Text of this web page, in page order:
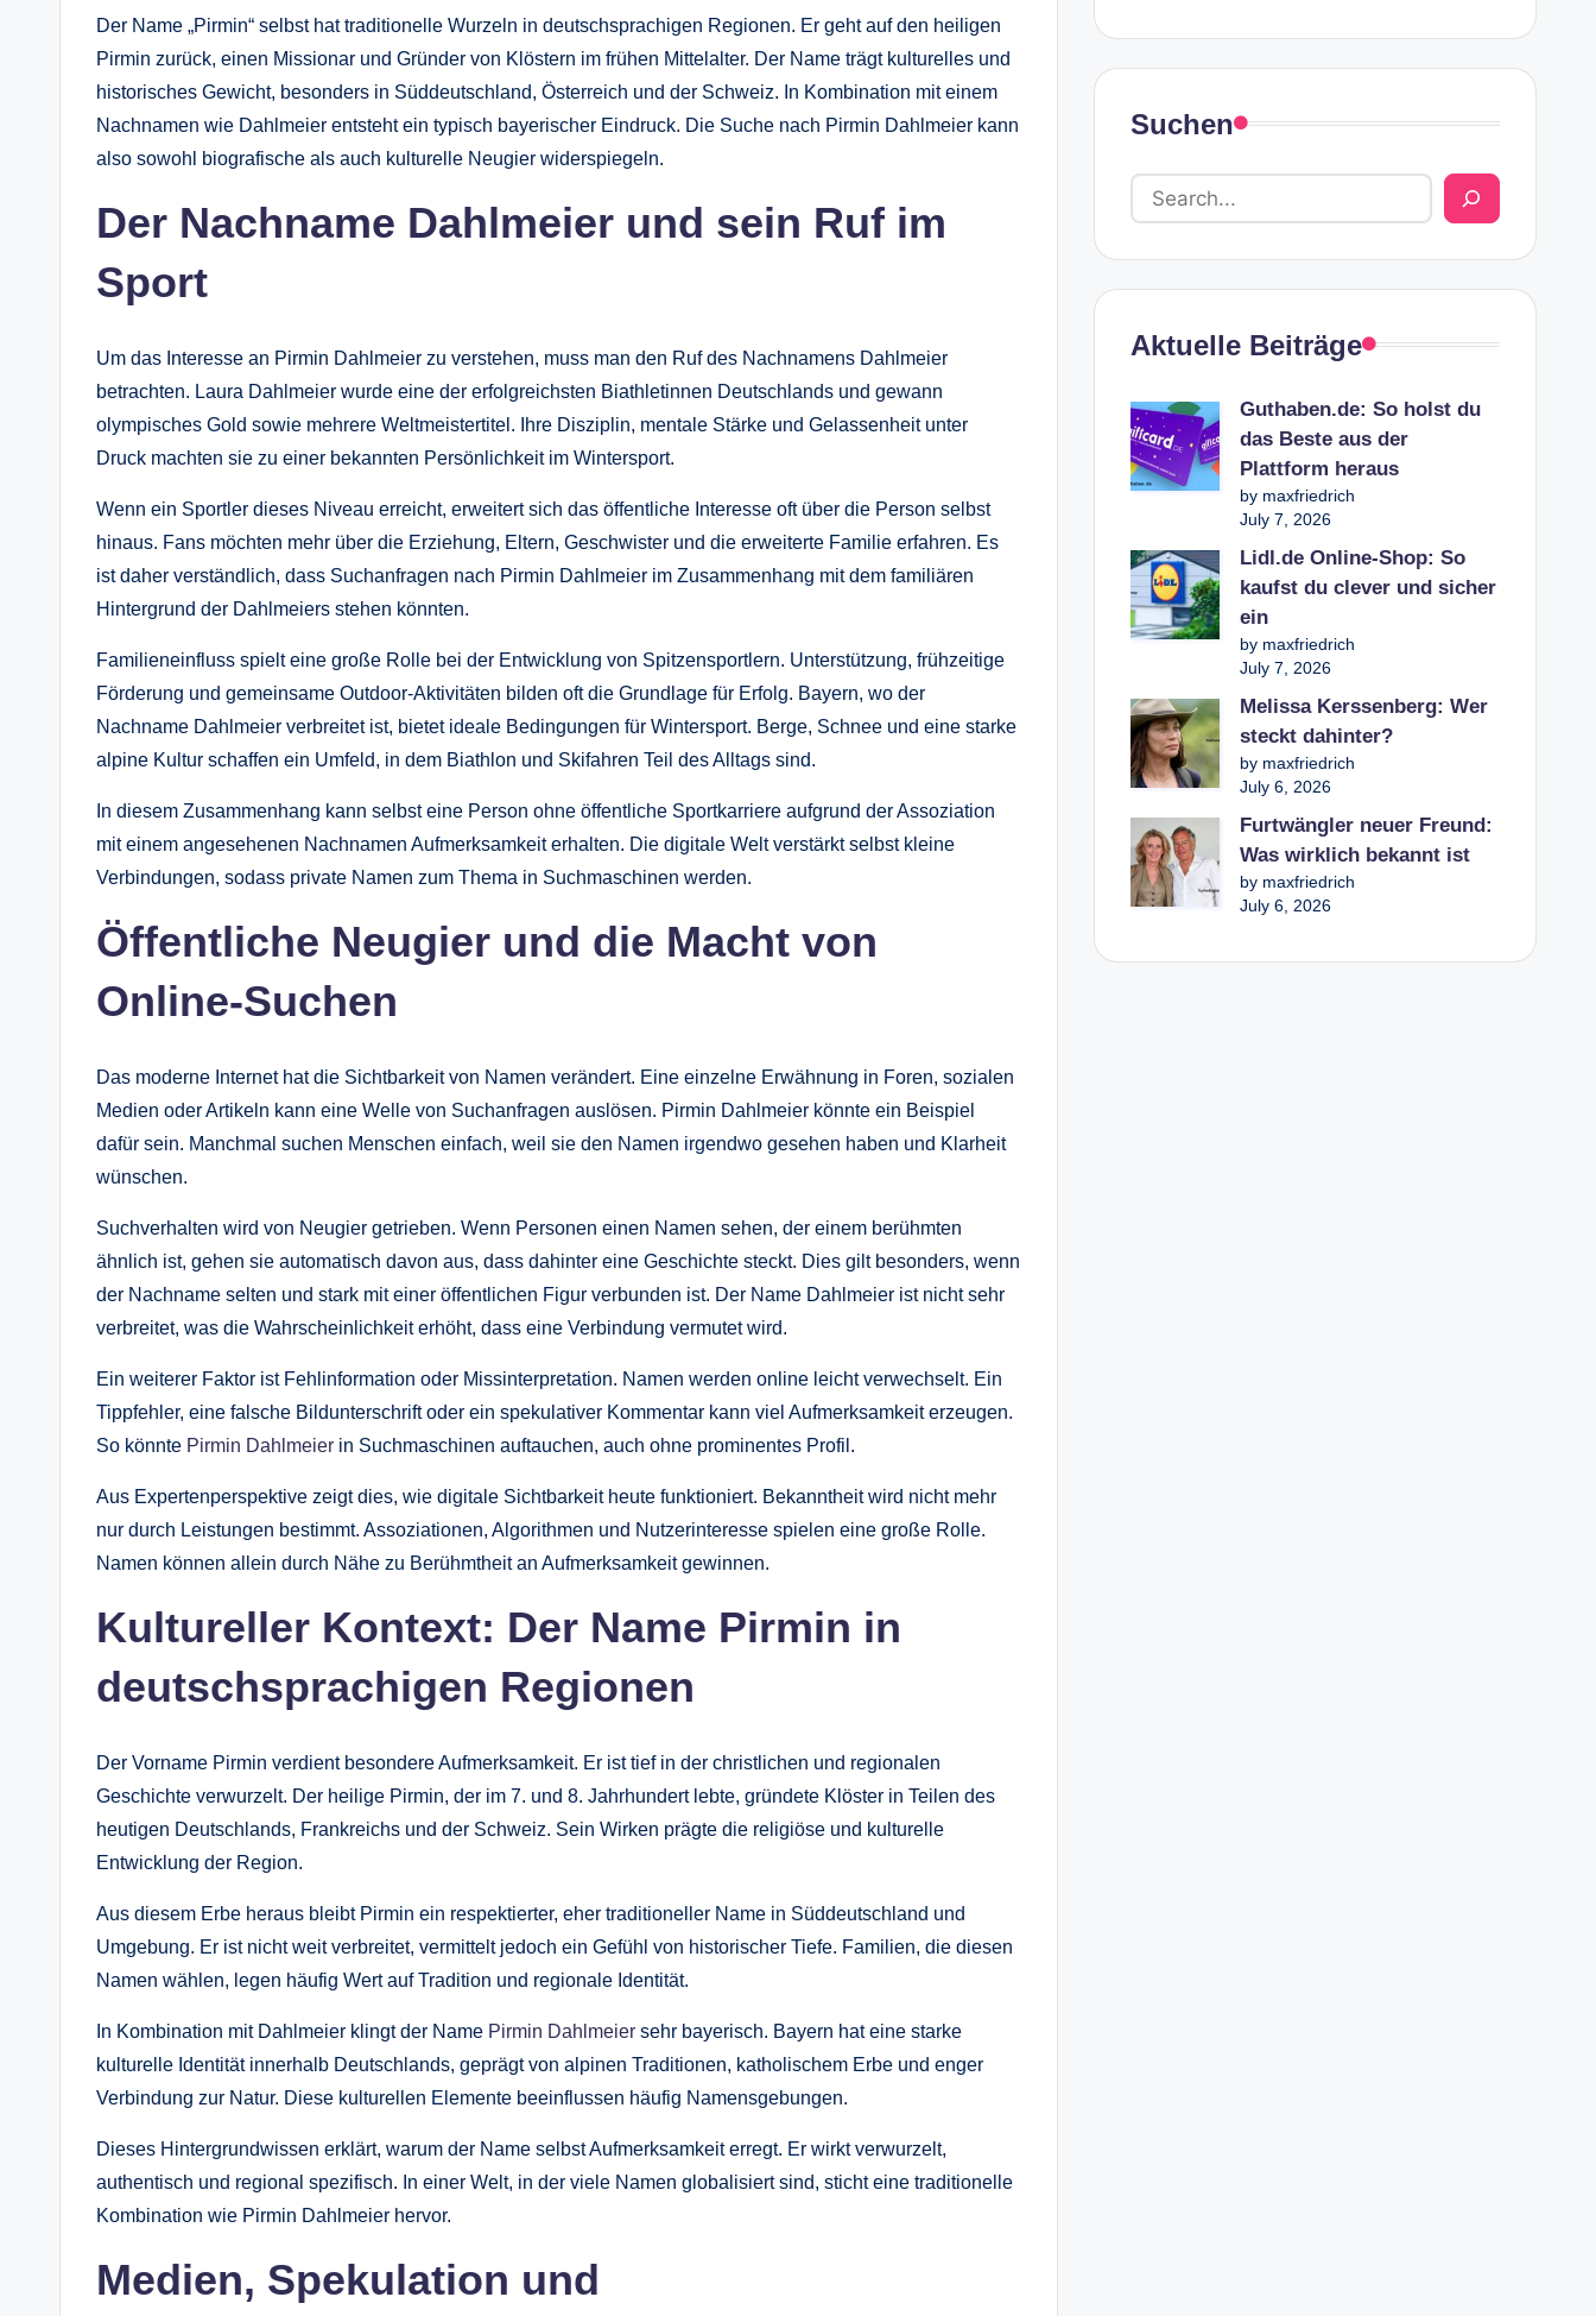
Der Name „Pirmin“ selbst hat traditionelle Wurzeln in deutschsprachigen Regionen. Er geht auf den heiligen
Pirmin zurück, einen Missionar und Gründer von Klöstern im frühen Mittelalter. Der Name trägt kulturelles und
historisches Gewicht, besonders in Süddeutschland, Österreich und der Schweiz. In Kombination mit einem
Nachnamen wie Dahlmeier entsteht ein typisch bayerischer Eindruck. Die Suche nach Pirmin Dahlmeier kann
also sowohl biografische als auch kulturelle Neugier widerspiegeln.
Der Nachname Dahlmeier und sein Ruf im
Sport
Um das Interesse an Pirmin Dahlmeier zu verstehen, muss man den Ruf des Nachnamens Dahlmeier
betrachten. Laura Dahlmeier wurde eine der erfolgreichsten Biathletinnen Deutschlands und gewann
olympisches Gold sowie mehrere Weltmeistertitel. Ihre Disziplin, mentale Stärke und Gelassenheit unter
Druck machten sie zu einer bekannten Persönlichkeit im Wintersport.
Wenn ein Sportler dieses Niveau erreicht, erweitert sich das öffentliche Interesse oft über die Person selbst
hinaus. Fans möchten mehr über die Erziehung, Eltern, Geschwister und die erweiterte Familie erfahren. Es
ist daher verständlich, dass Suchanfragen nach Pirmin Dahlmeier im Zusammenhang mit dem familiären
Hintergrund der Dahlmeiers stehen könnten.
Familieneinfluss spielt eine große Rolle bei der Entwicklung von Spitzensportlern. Unterstützung, frühzeitige
Förderung und gemeinsame Outdoor-Aktivitäten bilden oft die Grundlage für Erfolg. Bayern, wo der
Nachname Dahlmeier verbreitet ist, bietet ideale Bedingungen für Wintersport. Berge, Schnee und eine starke
alpine Kultur schaffen ein Umfeld, in dem Biathlon und Skifahren Teil des Alltags sind.
In diesem Zusammenhang kann selbst eine Person ohne öffentliche Sportkarriere aufgrund der Assoziation
mit einem angesehenen Nachnamen Aufmerksamkeit erhalten. Die digitale Welt verstärkt selbst kleine
Verbindungen, sodass private Namen zum Thema in Suchmaschinen werden.
Öffentliche Neugier und die Macht von
Online-Suchen
Das moderne Internet hat die Sichtbarkeit von Namen verändert. Eine einzelne Erwähnung in Foren, sozialen
Medien oder Artikeln kann eine Welle von Suchanfragen auslösen. Pirmin Dahlmeier könnte ein Beispiel
dafür sein. Manchmal suchen Menschen einfach, weil sie den Namen irgendwo gesehen haben und Klarheit
wünschen.
Suchverhalten wird von Neugier getrieben. Wenn Personen einen Namen sehen, der einem berühmten
ähnlich ist, gehen sie automatisch davon aus, dass dahinter eine Geschichte steckt. Dies gilt besonders, wenn
der Nachname selten und stark mit einer öffentlichen Figur verbunden ist. Der Name Dahlmeier ist nicht sehr
verbreitet, was die Wahrscheinlichkeit erhöht, dass eine Verbindung vermutet wird.
Ein weiterer Faktor ist Fehlinformation oder Missinterpretation. Namen werden online leicht verwechselt. Ein
Tippfehler, eine falsche Bildunterschrift oder ein spekulativer Kommentar kann viel Aufmerksamkeit erzeugen.
So könnte Pirmin Dahlmeier in Suchmaschinen auftauchen, auch ohne prominentes Profil.
Aus Expertenperspektive zeigt dies, wie digitale Sichtbarkeit heute funktioniert. Bekanntheit wird nicht mehr
nur durch Leistungen bestimmt. Assoziationen, Algorithmen und Nutzerinteresse spielen eine große Rolle.
Namen können allein durch Nähe zu Berühmtheit an Aufmerksamkeit gewinnen.
Kultureller Kontext: Der Name Pirmin in
deutschsprachigen Regionen
Der Vorname Pirmin verdient besondere Aufmerksamkeit. Er ist tief in der christlichen und regionalen
Geschichte verwurzelt. Der heilige Pirmin, der im 7. und 8. Jahrhundert lebte, gründete Klöster in Teilen des
heutigen Deutschlands, Frankreichs und der Schweiz. Sein Wirken prägte die religiöse und kulturelle
Entwicklung der Region.
Aus diesem Erbe heraus bleibt Pirmin ein respektierter, eher traditioneller Name in Süddeutschland und
Umgebung. Er ist nicht weit verbreitet, vermittelt jedoch ein Gefühl von historischer Tiefe. Familien, die diesen
Namen wählen, legen häufig Wert auf Tradition und regionale Identität.
In Kombination mit Dahlmeier klingt der Name Pirmin Dahlmeier sehr bayerisch. Bayern hat eine starke
kulturelle Identität innerhalb Deutschlands, geprägt von alpinen Traditionen, katholischem Erbe und enger
Verbindung zur Natur. Diese kulturellen Elemente beeinflussen häufig Namensgebungen.
Dieses Hintergrundwissen erklärt, warum der Name selbst Aufmerksamkeit erregt. Er wirkt verwurzelt,
authentisch und regional spezifisch. In einer Welt, in der viele Namen globalisiert sind, sticht eine traditionelle
Kombination wie Pirmin Dahlmeier hervor.
Medien, Spekulation und
Suchen
Aktuelle Beiträge
Guthaben.de: So holst du
das Beste aus der
Plattform heraus
by maxfriedrich
July 7, 2026
Lidl.de Online-Shop: So
kaufst du clever und sicher
ein
by maxfriedrich
July 7, 2026
Melissa Kerssenberg: Wer
steckt dahinter?
by maxfriedrich
July 6, 2026
Furtwängler neuer Freund:
Was wirklich bekannt ist
by maxfriedrich
July 6, 2026